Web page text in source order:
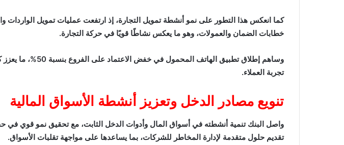
كما انعكس هذا التطور على نمو أنشطة تمويل التجارة، إذ ارتفعت عمليات تمويل الواردات
خطابات الضمان والعمولات، وهو ما يعكس نشاطًا قويًا في حركة التجارة.
وساهم إطلاق تطبيق الهاتف
تجربة العملاء.
تنويع مصادر الدخل وتعزيز أنشطة الأسواق المالية
واصل البنك تنمية أنشطته في أسواق المال وأدوات الدخل الثابت، مع تحقيق نمو قوي في
تقديم حلول متقدمة لإدارة المخاطر للشركات، بما يساعدها على مواجهة تقلبات الأسواق.